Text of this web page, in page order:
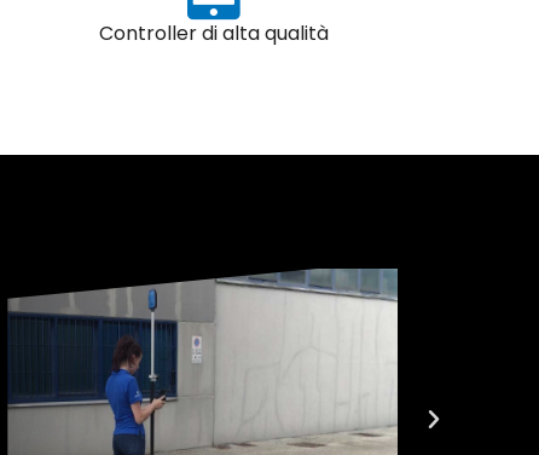
Controller di alta qualità